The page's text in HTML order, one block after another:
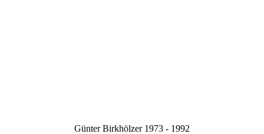
Günter Birkhölzer 1973 - 1992